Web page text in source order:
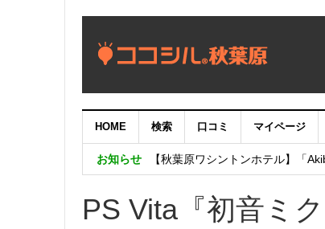
HOME 検索 口コミ マイページ
お知らせ
【重要：9月5日（火）22時】コ
【秋葉原ワシントンホテル】「
PS Vita『初音ミ